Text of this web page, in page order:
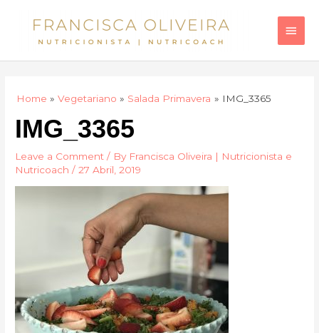
Home Vegetariano Salada Primavera IMG_3365
IMG_3365
Leave a Comment / By Francisca Oliveira | Nutricionista e
Nutricoach/27 Abril, 2019